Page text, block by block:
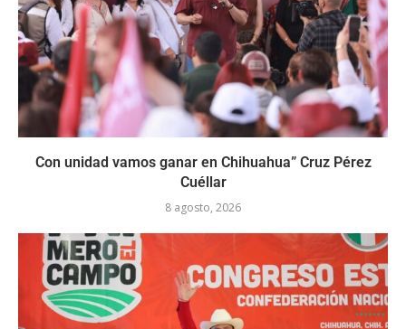
Con unidad vamos ganar en Chihuahua” Cruz Pérez
Cuéllar
8 agosto, 2026